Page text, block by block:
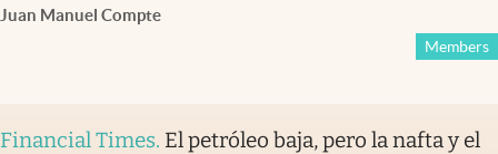
Juan Manuel Compte
Members
Financial Times. El petróleo baja, pero la nafta y el